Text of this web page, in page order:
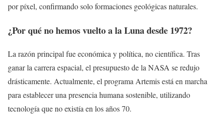
por píxel, confirmando solo formaciones geológicas naturales.
¿Por qué no hemos vuelto a la Luna desde 1972?
La razón principal fue económica y política, no científica. Tras
ganar la carrera espacial, el presupuesto de la NASA se redujo
drásticamente. Actualmente, el programa Artemis está en marcha
para establecer una presencia humana sostenible, utilizando
tecnología que no existía en los años 70.